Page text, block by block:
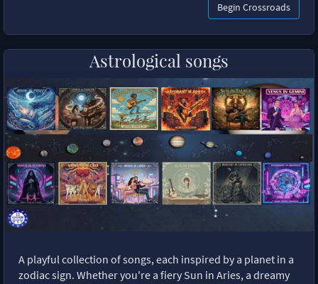
Begin Crossroads
Astrological songs
A playful collection of songs, each inspired by a planet in a
zodiac sign. Whether you're a fiery Sun in Aries, a dreamy